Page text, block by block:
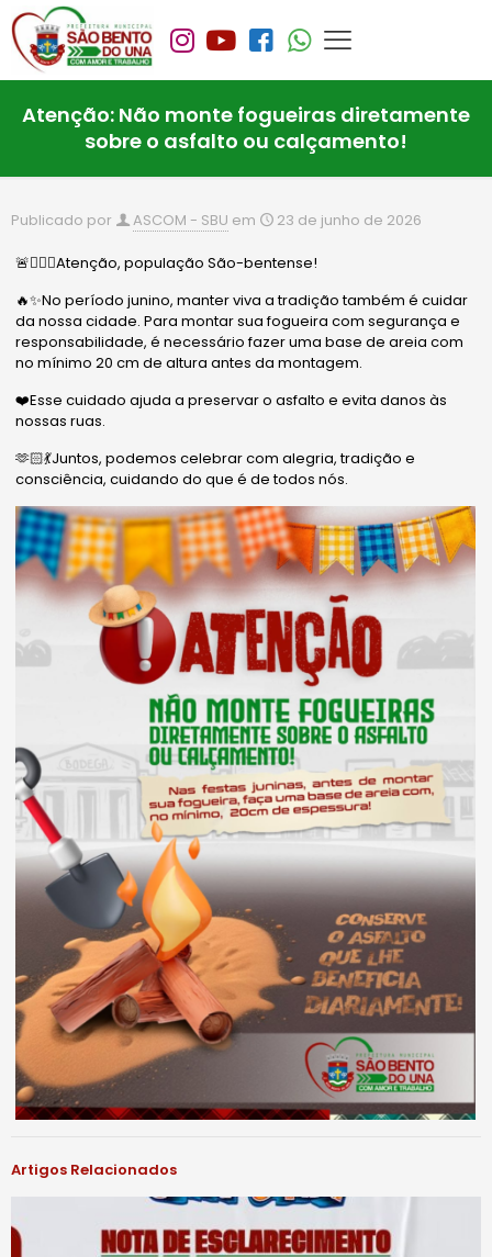
Atenção: Não monte fogueiras diretamente
sobre o asfalto ou calçamento!
Publicado por ASCOM - SBU em 23 de junho de 2026
🚨🙋🏻‍♂️Atenção, população São-bentense!
🔥✨No período junino, manter viva a tradição também é cuidar
da nossa cidade. Para montar sua fogueira com segurança e
responsabilidade, é necessário fazer uma base de areia com
no mínimo 20 cm de altura antes da montagem.
❤️Esse cuidado ajuda a preservar o asfalto e evita danos às
nossas ruas.
🫶🏻💃Juntos, podemos celebrar com alegria, tradição e
consciência, cuidando do que é de todos nós.
Artigos Relacionados